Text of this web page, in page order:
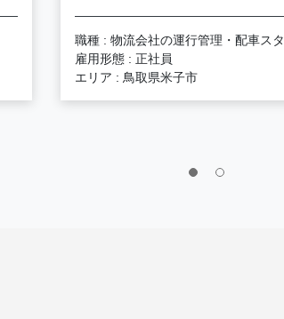
職種 : 物流会社の運行管理・配車ス
雇用形態 : 正社員
エリア : 鳥取県米子市